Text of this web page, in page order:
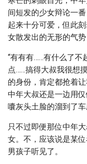
间短发的少女辩论一
起来十分可爱，但此
女散发出的无形的气势
“有有有……有什么了不
点……搞得大叔我很想
的身份，肯定都抢着
中年大叔还是一边用
囔灰头土脸的溜到了车
只不过即便那位中年
女。不，应该说是某
男孩子听见了。